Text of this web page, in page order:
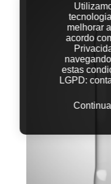
melhorar
acordo
estas
LGPD: